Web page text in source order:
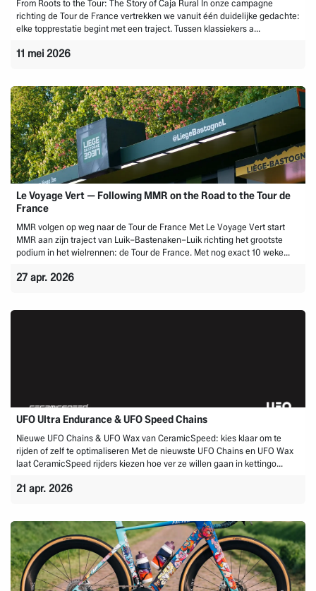
From Roots to the Tour: The Story of Caja Rural In onze campagne
richting de Tour de France vertrekken we vanuit één duidelijke gedachte:
elke topprestatie begint met een traject. Tussen klassiekers a...
11 mei 2026
Le Voyage Vert — Following MMR on the Road to the Tour de
France
MMR volgen op weg naar de Tour de France Met Le Voyage Vert start
MMR aan zijn traject van Luik–Bastenaken–Luik richting het grootste
podium in het wielrennen: de Tour de France. Met nog exact 10 weke...
27 apr. 2026
UFO Ultra Endurance & UFO Speed Chains
Nieuwe UFO Chains & UFO Wax van CeramicSpeed: kies klaar om te
rijden of zelf te optimaliseren Met de nieuwste UFO Chains en UFO Wax
laat CeramicSpeed rijders kiezen hoe ver ze willen gaan in kettingo...
21 apr. 2026